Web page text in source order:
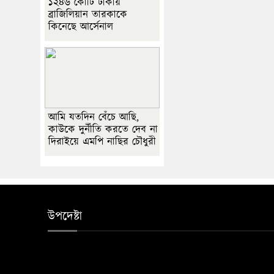
ব্রাজিলিয়ান তারকাকে
কিনেছে আর্সেনাল
আমি যতদিন বেঁচে আছি,
কাউকে দুর্নীতি করতে দেব না
দিরাইয়ে এমপি নাছির চৌধুরী
উপদেষ্টা